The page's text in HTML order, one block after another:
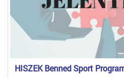
HISZEK Benned Sport